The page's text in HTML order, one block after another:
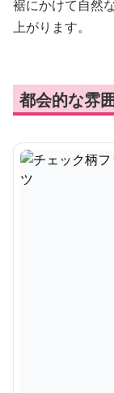
裾にかけて自然
上がります。
都会的な雰